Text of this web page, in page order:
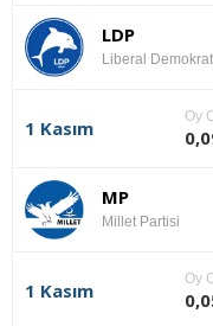
LDP
Liberal
1 Kasım
Oy
MP
Millet Partisi
1 Kasım
Oy